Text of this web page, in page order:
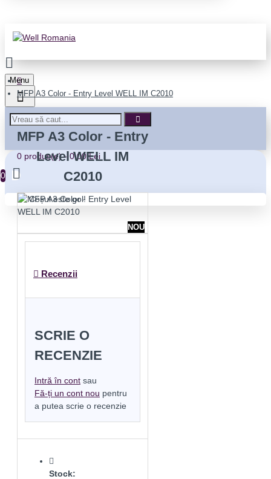
Menu
0 produs(e) - 0,00 Lei
0
Coșul este gol!
MFP A3 Color - Entry Level WELL IM C2010
MFP A3 Color - Entry
Level WELL IM
C2010
NOU
Recenzii
SCRIE O
RECENZIE
Intră în cont sau
Fă-ți un cont nou pentru
a putea scrie o recenzie
Stock: